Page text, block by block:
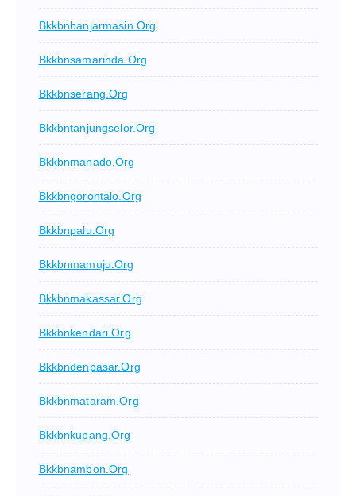
Bkkbnbanjarmasin.org
Bkkbnsamarinda.org
Bkkbnserang.org
Bkkbntanjungselor.org
Bkkbnmanado.org
Bkkbngorontalo.org
Bkkbnpalu.org
Bkkbnmamuju.org
Bkkbnmakassar.org
Bkkbnkendari.org
Bkkbndenpasar.org
Bkkbnmataram.org
Bkkbnkupang.org
Bkkbnambon.org